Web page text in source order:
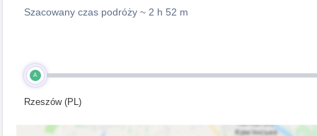
Szacowany czas podróży ~ 2 h 52 m
A
Rzeszów (PL)